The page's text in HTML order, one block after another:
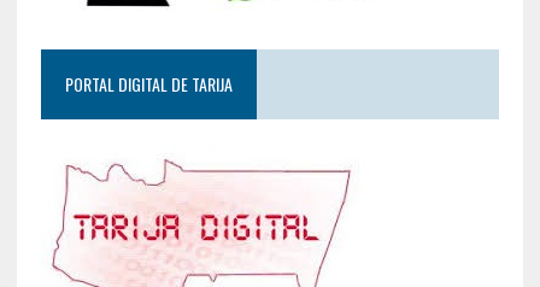
PORTAL DIGITAL DE TARIJA